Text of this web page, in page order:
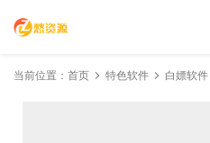
当前位置： 首页 特色软件 白嫖软件